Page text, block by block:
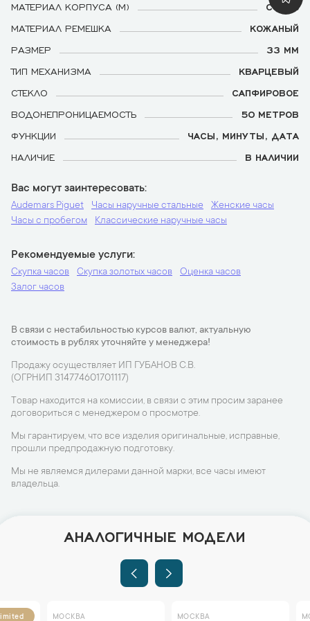
МАТЕРИАЛ КОРПУСА (М)
СТАЛЬ
МАТЕРИАЛ РЕМЕШКА
КОЖАНЫЙ
РАЗМЕР
33 ММ
ТИП МЕХАНИЗМА
КВАРЦЕВЫЙ
СТЕКЛО
САПФИРОВОЕ
ВОДОНЕПРОНИЦАЕМОСТЬ
50 МЕТРОВ
ФУНКЦИИ
ЧАСЫ, МИНУТЫ, ДАТА
НАЛИЧИЕ
В НАЛИЧИИ
Вас могут заинтересовать
Audemars Piguet Часы наручные стальные
Женские часы
Часы с пробегом
Классические наручные часы
Рекомендуемые услуги
Скупка часов Скупка золотых часов
Оценка часов
Залог часов
В связи с нестабильностью курсов валют, актуальную
стоимость в рублях уточняйте у менеджера!
Продажу осуществляет ИП ГУБАНОВ С.В.
(ОГРНИП 314774601701117)
Товар находится на комиссии, в связи с этим просим заранее
договориться с менеджером о просмотре.
Мы гарантируем, что все изделия оригинальные, исправные,
прошли предпродажную подготовку.
Мы не являемся дилерами данной марки, все часы имеют
владельца.
АНАЛОГИЧНЫЕ МОДЕЛИ
МОСКВА